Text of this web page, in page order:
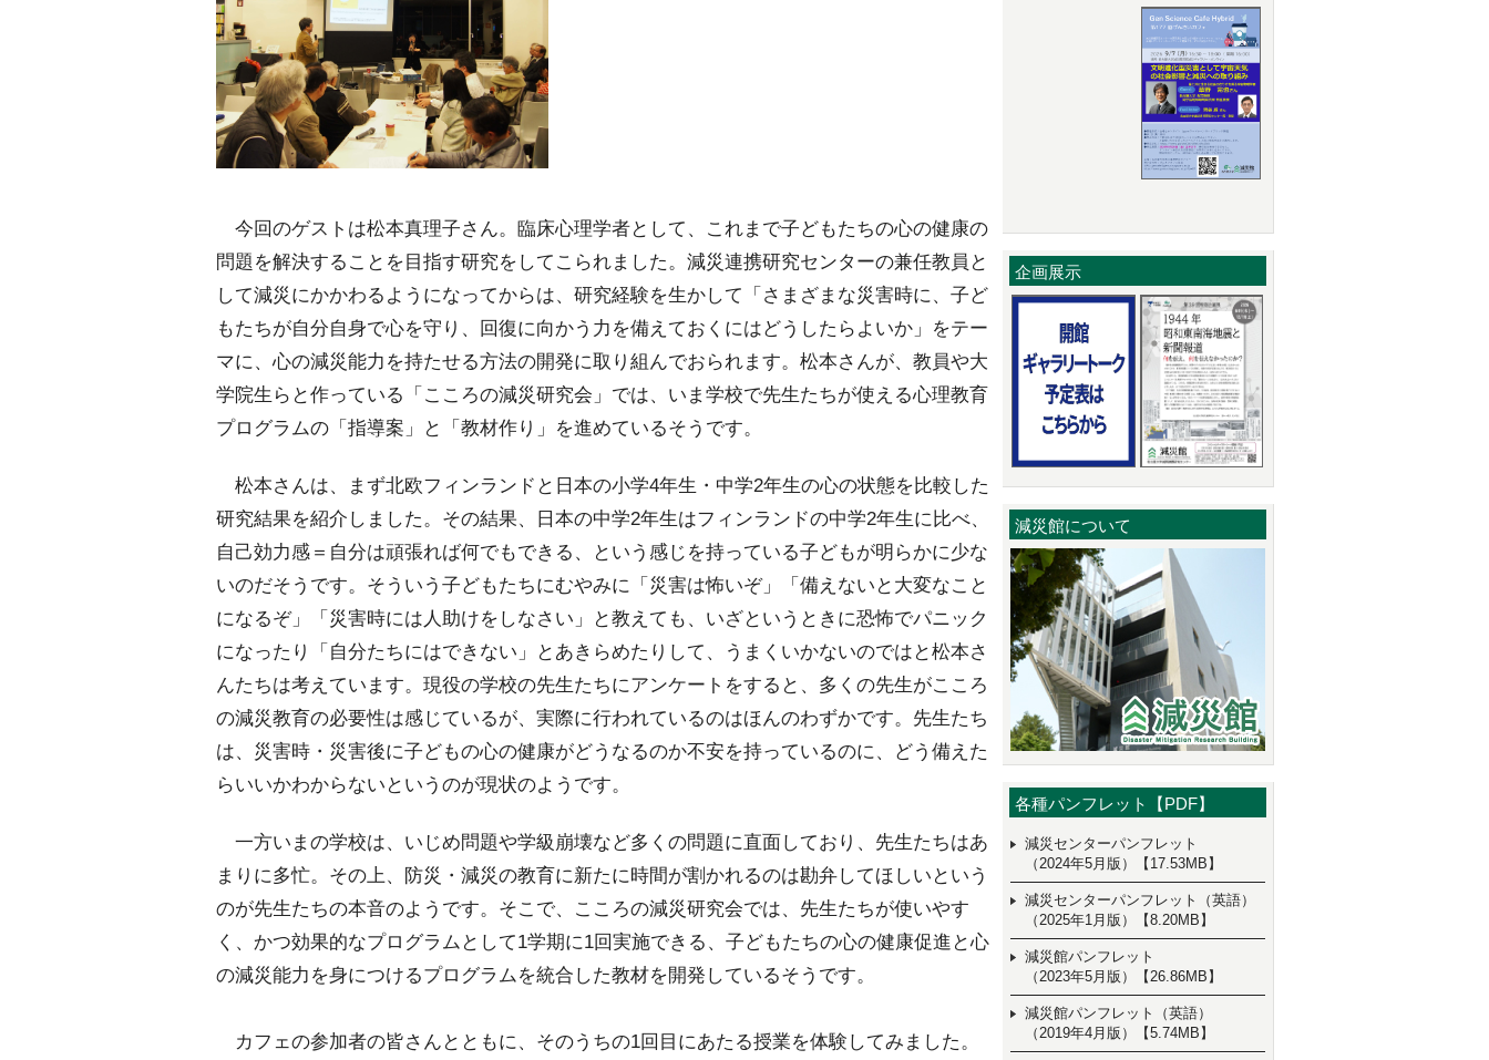
今回のゲストは松本真理子さん。臨床心理学者として、これまで子どもたちの心の健康の
問題を解決することを目指す研究をしてこられました。減災連携研究センターの兼任教員と
して減災にかかわるようになってからは、研究経験を生かして「さまざまな災害時に、子ど
もたちが自分自身で心を守り、回復に向かう力を備えておくにはどうしたらよいか」をテー
マに、心の減災能力を持たせる方法の開発に取り組んでおられます。松本さんが、教員や大
学院生らと作っている「こころの減災研究会」では、いま学校で先生たちが使える心理教育
プログラムの「指導案」と「教材作り」を進めているそうです。
松本さんは、まず北欧フィンランドと日本の小学4年生・中学2年生の心の状態を比較した
研究結果を紹介しました。その結果、日本の中学2年生はフィンランドの中学2年生に比べ、
自己効力感＝自分は頑張れば何でもできる、という感じを持っている子どもが明らかに少な
いのだそうです。そういう子どもたちにむやみに「災害は怖いぞ」「備えないと大変なこと
になるぞ」「災害時には人助けをしなさい」と教えても、いざというときに恐怖でパニック
になったり「自分たちにはできない」とあきらめたりして、うまくいかないのではと松本さ
んたちは考えています。現役の学校の先生たちにアンケートをすると、多くの先生がこころ
の減災教育の必要性は感じているが、実際に行われているのはほんのわずかです。先生たち
は、災害時・災害後に子どもの心の健康がどうなるのか不安を持っているのに、どう備えた
らいいかわからないというのが現状のようです。
一方いまの学校は、いじめ問題や学級崩壊など多くの問題に直面しており、先生たちはあ
まりに多忙。その上、防災・減災の教育に新たに時間が割かれるのは勘弁してほしいという
のが先生たちの本音のようです。そこで、こころの減災研究会では、先生たちが使いやす
く、かつ効果的なプログラムとして1学期に1回実施できる、子どもたちの心の健康促進と心
の減災能力を身につけるプログラムを統合した教材を開発しているそうです。
カフェの参加者の皆さんとともに、そのうちの1回目にあたる授業を体験してみました。
企画展示
減災館について
各種パンフレット【PDF】
減災センターパンフレット
（2024年5月版）【17.53MB】
減災センターパンフレット（英語）
（2025年1月版）【8.20MB】
減災館パンフレット
（2023年5月版）【26.86MB】
減災館パンフレット（英語）
（2019年4月版）【5.74MB】